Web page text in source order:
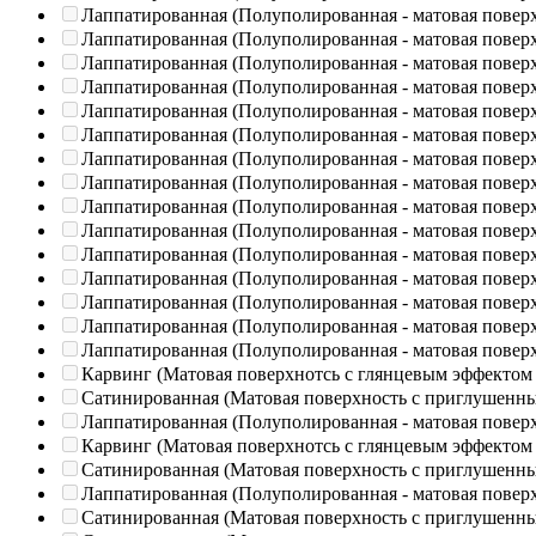
Лаппатированная (Полуполированная - матовая
Лаппатированная (Полуполированная - матовая
Лаппатированная (Полуполированная - матовая
Лаппатированная (Полуполированная - матовая
Лаппатированная (Полуполированная - матовая
Лаппатированная (Полуполированная - матовая
Лаппатированная (Полуполированная - матовая
Лаппатированная (Полуполированная - матовая
Лаппатированная (Полуполированная - матовая
Лаппатированная (Полуполированная - матовая
Лаппатированная (Полуполированная - матовая
Лаппатированная (Полуполированная - матовая
Лаппатированная (Полуполированная - матовая
Лаппатированная (Полуполированная - матовая
Лаппатированная (Полуполированная - матовая
Карвинг (Матовая поверхнотсь с глянцевым эффектом
Сатинированная (Матовая поверхность с
Лаппатированная (Полуполированная - матовая
Карвинг (Матовая поверхнотсь с глянцевым эффектом
Сатинированная (Матовая поверхность с
Лаппатированная (Полуполированная - матовая
Сатинированная (Матовая поверхность с